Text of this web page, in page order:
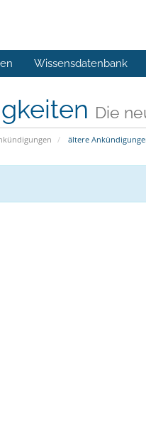
Wissensdatenbank
Die
ältere